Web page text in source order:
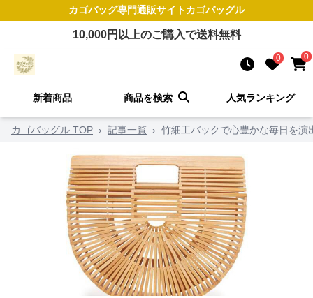
カゴバッグ専門通販サイトカゴバッグル
10,000円以上のご購入で送料無料
0 0
新着商品 商品を検索 人気ランキング
カゴバッグル TOP › 記事一覧 › 竹細工バックで心豊かな毎日を演